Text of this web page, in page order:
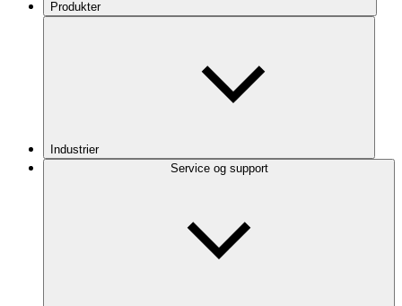
Produkter
Industrier
Service og support